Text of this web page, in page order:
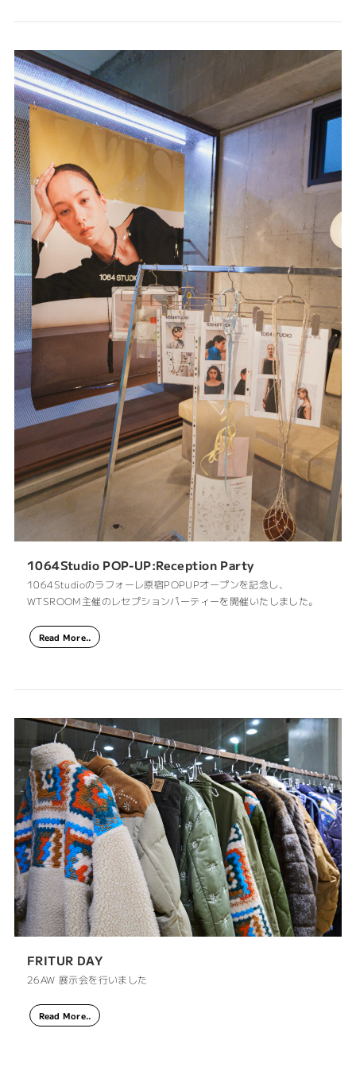
1064Studio POP-UP:Reception Party
1064Studioのラフォーレ原宿POPUPオープンを記念し、
WTSROOM主催のレセプションパーティーを開催いたしました。
Read More..
FRITUR DAY
26AW 展示会を行いました
Read More..